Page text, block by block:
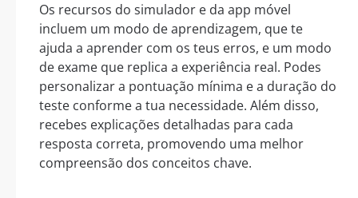
Os recursos do simulador e da app móvel
incluem um modo de aprendizagem, que te
ajuda a aprender com os teus erros, e um modo
de exame que replica a experiência real. Podes
personalizar a pontuação mínima e a duração do
teste conforme a tua necessidade. Além disso,
recebes explicações detalhadas para cada
resposta correta, promovendo uma melhor
compreensão dos conceitos chave.